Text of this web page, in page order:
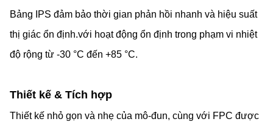
Bảng IPS đảm bảo thời gian phản hồi nhanh và hiệu suất
thị giác ổn định.với hoạt động ổn định trong phạm vi nhiệt
độ rộng từ -30 °C đến +85 °C.
Thiết kế & Tích hợp
Thiết kế nhỏ gọn và nhẹ của mô-đun, cùng với FPC được